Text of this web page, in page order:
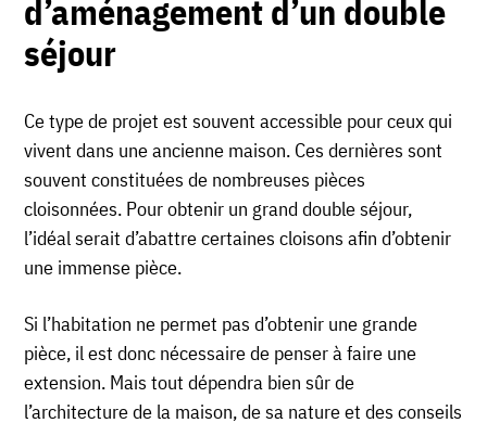
d’aménagement d’un double
séjour
Ce type de projet est souvent accessible pour ceux qui
vivent dans une ancienne maison. Ces dernières sont
souvent constituées de nombreuses pièces
cloisonnées. Pour obtenir un grand double séjour,
l’idéal serait d’abattre certaines cloisons afin d’obtenir
une immense pièce.
Si l’habitation ne permet pas d’obtenir une grande
pièce, il est donc nécessaire de penser à faire une
extension. Mais tout dépendra bien sûr de
l’architecture de la maison, de sa nature et des conseils